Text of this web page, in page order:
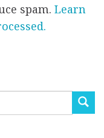
spam. Learn